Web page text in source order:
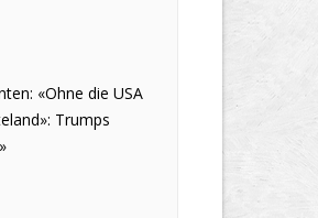
«Ohne die USA
Trumps